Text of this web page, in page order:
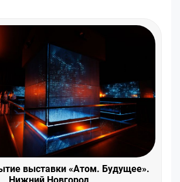
выставки «Атом. Будущее».
Нижний Новгород